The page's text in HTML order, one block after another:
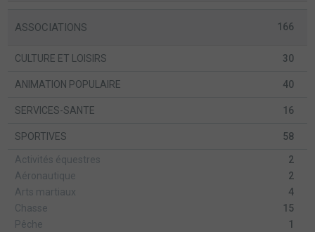
ASSOCIATIONS 166
CULTURE ET LOISIRS 30
ANIMATION POPULAIRE 40
SERVICES-SANTE 16
SPORTIVES 58
Activités équestres
2
Aéronautique
2
Arts martiaux
4
Chasse
15
Pêche
1